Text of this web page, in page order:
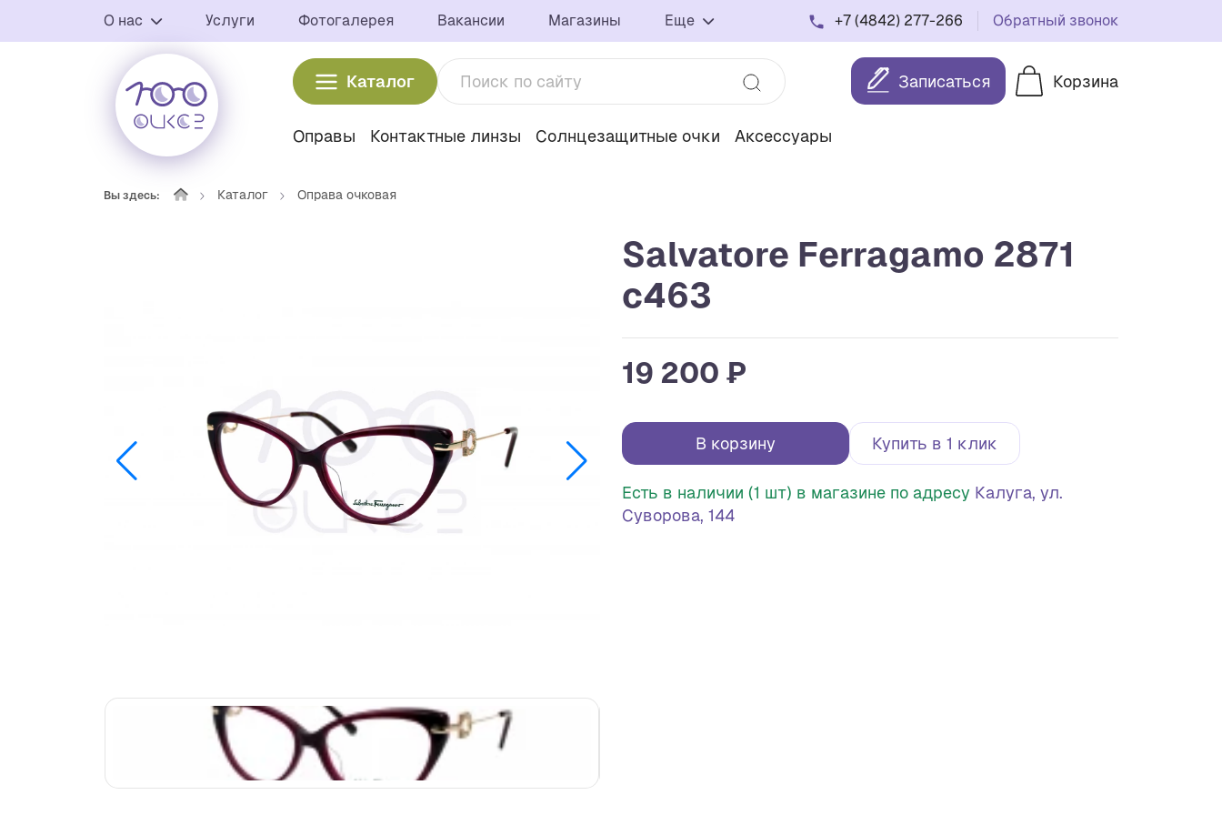
О нас Услуги Фотогалерея Вакансии Магазины Еще +7 (4842) 277-266 Обратный звонок
Каталог Записаться Корзина
Оправы Контактные линзы Солнцезащитные очки Аксессуары
Вы здесь: Каталог Оправа очковая
Salvatore Ferragamo 2871
c463
19 200 ₽
В корзину Купить в 1 клик
Есть в наличии (1 шт) в магазине по адресу Калуга, ул.
Суворова, 144